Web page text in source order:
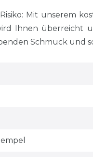
Mit unserem
Ihnen überreicht
Schmuck und